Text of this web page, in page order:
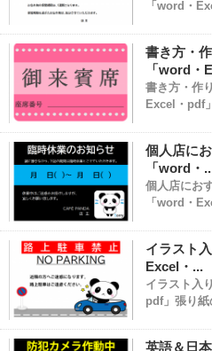
「word・
書き方・
「word・
書き方・作
Excel・pdf
個人店に
「word・
個人店にお
「word・
イラスト
Excel・...
イラスト入
pdf」張り
英語＆日